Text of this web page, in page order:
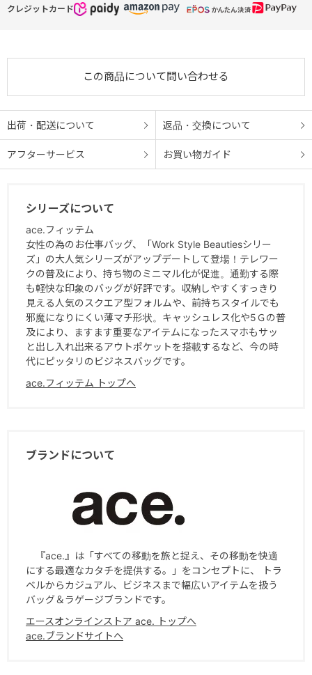
電車の乗り降りや、すぐにしまいたい時に便利。
背面にファスナー付きのポケットを配置。貴重品の管理などにも役
● セットアップ機能
スーツケースのプルドライブハンドルに固定できるベルト付き。
● ハンドル
手のハンドルを採用。
● ダブルアクセスポケット
フロント下部へは前持ちや肩掛けした際に、左右から小物を取り出
せます。
● 内装生地
薄暗い場所でも荷物を見つけやすいよう、明るいグレーのストライ
プ生地をメイン気室、フロントポケットに採用。
PC収納スペースには柔らかな素材感のグレーの生地を使用していま
リュック専用の人体測定器を開発し、様々な体格をもつ女性59名を
その平均から導き出した、ハーネス形状、取り付け位置、取り付け
角度にすることで、
が完成しました。
肩にフィットするから『重さを感じにくく、ずり落ちにくい！』
さらに背負った際も洋服を邪魔せず『肩まわりすっきり！』
----------------------
クレジットカード
この商品について問い合わせる
出荷・配送について 返品・交換について
アフターサービス お買い物ガイド
シリーズについて
ace.フィッテム
女性の為のお仕事バッグ、「Work Style Beautiesシリー
ズ」の大人気シリーズがアップデートして登場！テレワー
クの普及により、持ち物のミニマル化が促進。通勤する際
も軽快な印象のバッグが好評です。収納しやすくすっきり
見える人気のスクエア型フォルムや、前持ちスタイルでも
邪魔になりにくい薄マチ形状。キャッシュレス化や5Ｇの普
及により、ますます重要なアイテムになったスマホもサッ
と出し入れ出来るアウトポケットを搭載するなど、今の時
代にピッタリのビジネスバッグです。
ace.フィッテム トップへ
ブランドについて
『ace.』は「すべての移動を旅と捉え、その移動を快適
にする最適なカタチを提供する。」をコンセプトに、 トラ
ベルからカジュアル、ビジネスまで幅広いアイテムを扱う
バッグ＆ラゲージブランドです。
エースオンラインストア ace. トップへ
ace.ブランドサイトへ